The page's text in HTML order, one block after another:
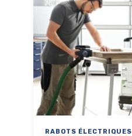
RABOTS ÉLECTRIQUES